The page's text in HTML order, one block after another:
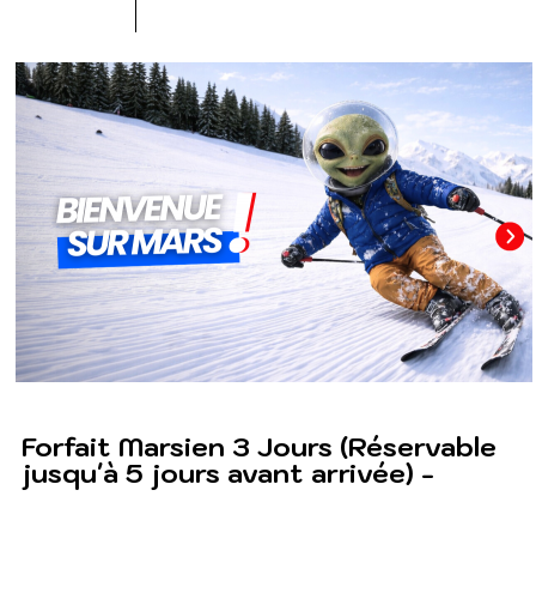
Forfait Marsien 3 Jours (Réservable
jusqu'à 5 jours avant arrivée) -